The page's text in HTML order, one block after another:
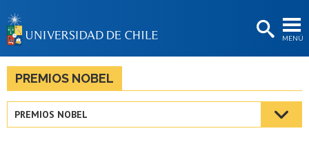
MENÚ
BIBLIOTECAS
LA UNIVERSIDAD
Estudiantes
PREMIOS NOBEL
PREMIOS NOBEL